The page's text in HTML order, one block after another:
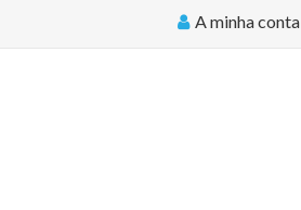
A minha conta